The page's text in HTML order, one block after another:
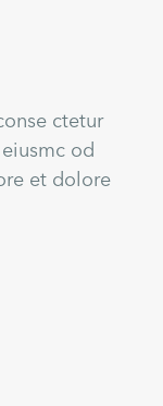
ctetur
od
et dolore